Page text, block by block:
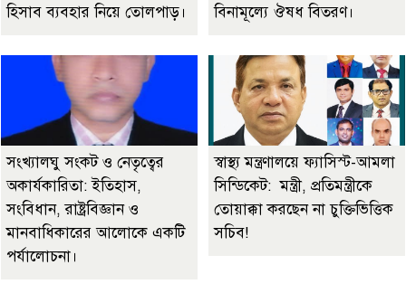
হিসাব ব্যবহার নিয়ে তোলপাড়।
বিনামূল্যে ঔষধ বিতরণ।
সংখ্যালঘু সংকট ও নেতৃত্বের
অকার্যকারিতা: ইতিহাস,
সংবিধান, রাষ্ট্রবিজ্ঞান ও
মানবাধিকারের আলোকে একটি
পর্যালোচনা।
স্বাস্থ্য মন্ত্রণালয়ে ফ্যাসিস্ট-আমলা
সিন্ডিকেট: মন্ত্রী, প্রতিমন্ত্রীকে
তোয়াক্কা করছেন না চুক্তিভিত্তিক
সচিব!